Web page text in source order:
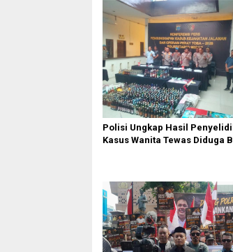
Polisi Ungkap Hasil
Kasus Wanita Tewas Diduga